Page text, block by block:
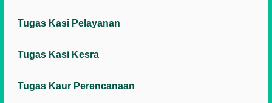
Tugas Kasi Pelayanan
Tugas Kasi Kesra
Tugas Kaur Perencanaan